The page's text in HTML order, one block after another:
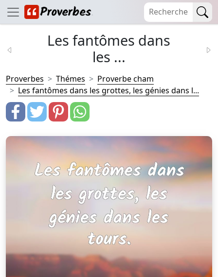
Les fantômes dans
les ...
Proverbes Thémes
Proverbe cham
Les fantômes dans les grottes, les génies dans l...